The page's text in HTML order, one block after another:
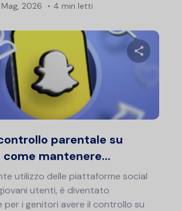
2026 4 min letti
parentale su
come mantenere...
utilizzo delle piattaforme social
utenti, è diventato
per i genitori avere il controllo su